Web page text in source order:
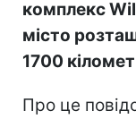
комплекс
місто
1700
Про це